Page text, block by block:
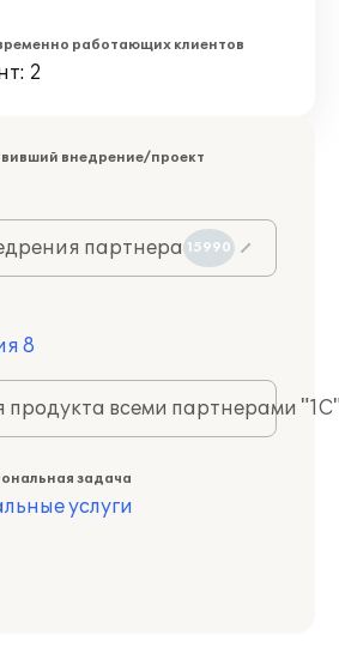
работающих клиентов
2
внедрение/проект
партнера 15990
8
продукта всеми партнерами
задача
услуги